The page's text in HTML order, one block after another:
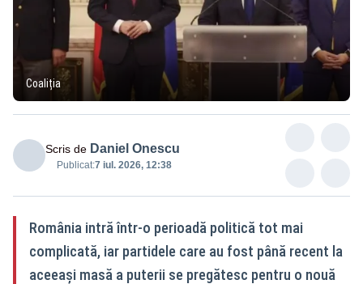
Coaliția
Scris de Daniel Onescu
Publicat:7 iul. 2026, 12:38
România intră într-o perioadă politică tot mai
complicată, iar partidele care au fost până recent la
aceeași masă a puterii se pregătesc pentru o nouă